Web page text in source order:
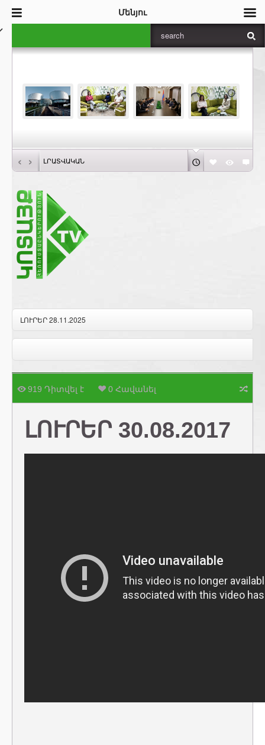
‹ › ԼՐԱՏՎԱԿԱՆ
ԼՈՒՐԵՐ 28.11.2025
919 Դիտվել է 0 Հավանել
ԼՈՒՐԵՐ 30.08.2017
Մենյու